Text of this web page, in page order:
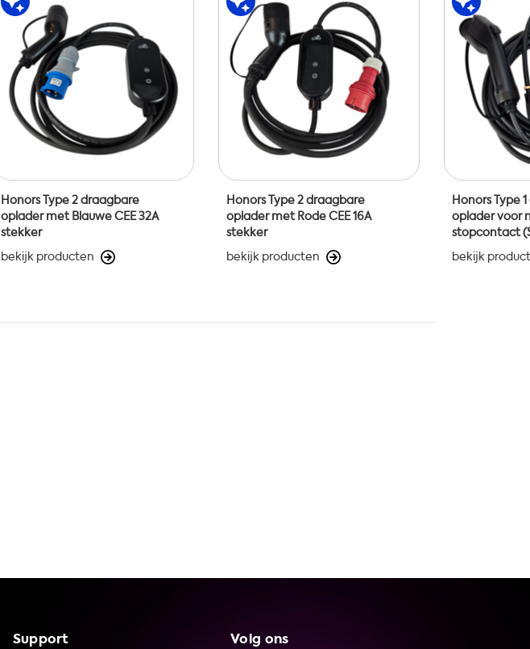
Honors Type 2 draagbare
oplader met Blauwe CEE 32A
stekker
bekijk producten
Honors Type 2 draagbare
oplader met Rode CEE 16A
stekker
bekijk producten
Honors Type
oplader voor
stopcontact
bekijk
Support Volg ons